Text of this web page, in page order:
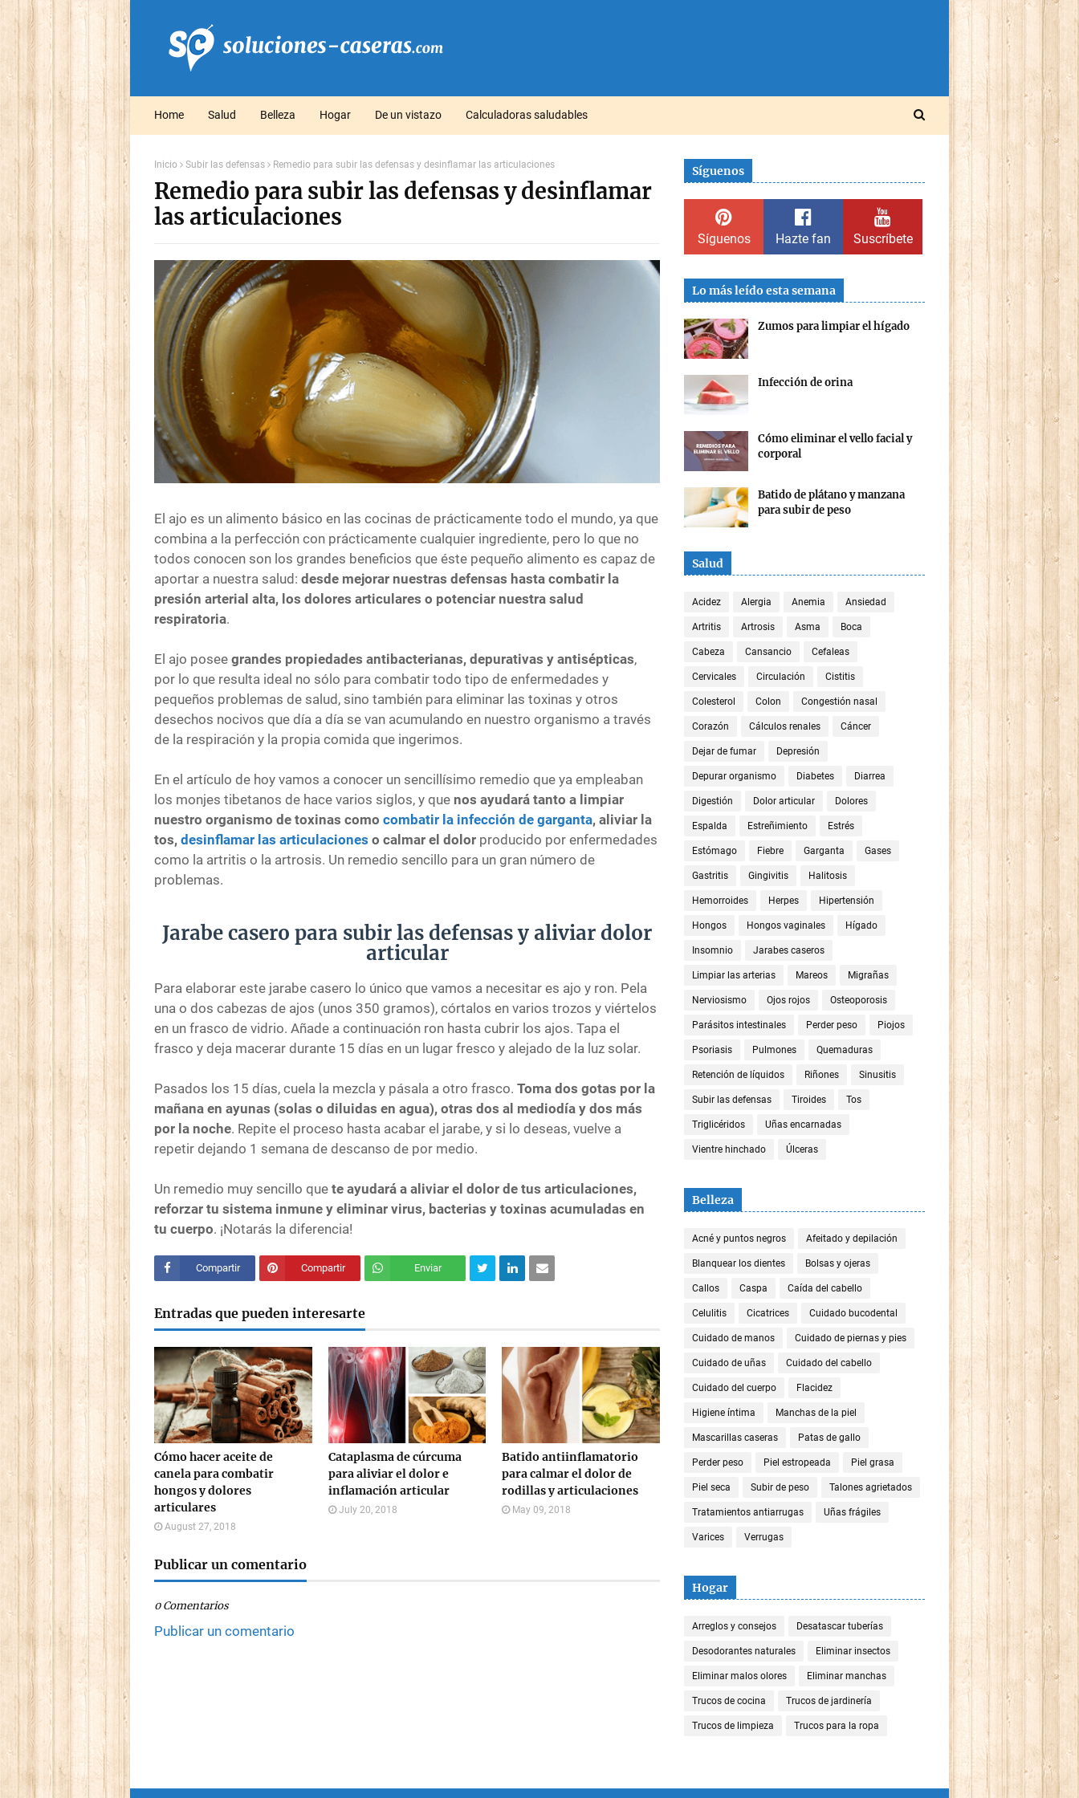
Home Salud Belleza Hogar De un vistazo Calculadoras saludables
Inicio Subir las defensas Remedio para subir las defensas y desinflamar las articulaciones
Remedio para subir las defensas y desinflamar
las articulaciones
El ajo es un alimento básico en las cocinas de prácticamente todo el mundo, ya que
combina a la perfección con prácticamente cualquier ingrediente, pero lo que no
todos conocen son los grandes beneficios que éste pequeño alimento es capaz de
aportar a nuestra salud: desde mejorar nuestras defensas hasta combatir la
presión arterial alta, los dolores articulares o potenciar nuestra salud
respiratoria.
El ajo posee grandes propiedades antibacterianas, depurativas y antisépticas,
por lo que resulta ideal no sólo para combatir todo tipo de enfermedades y
pequeños problemas de salud, sino también para eliminar las toxinas y otros
desechos nocivos que día a día se van acumulando en nuestro organismo a través
de la respiración y la propia comida que ingerimos.
En el artículo de hoy vamos a conocer un sencillísimo remedio que ya empleaban
los monjes tibetanos de hace varios siglos, y que nos ayudará tanto a limpiar
nuestro organismo de toxinas como combatir la infección de garganta, aliviar la
tos, desinflamar las articulaciones o calmar el dolor producido por enfermedades
como la artritis o la artrosis. Un remedio sencillo para un gran número de
problemas.
Jarabe casero para subir las defensas y aliviar dolor
articular
Para elaborar este jarabe casero lo único que vamos a necesitar es ajo y ron. Pela
una o dos cabezas de ajos (unos 350 gramos), córtalos en varios trozos y viértelos
en un frasco de vidrio. Añade a continuación ron hasta cubrir los ajos. Tapa el
frasco y deja macerar durante 15 días en un lugar fresco y alejado de la luz solar.
Pasados los 15 días, cuela la mezcla y pásala a otro frasco. Toma dos gotas por la
mañana en ayunas (solas o diluidas en agua), otras dos al mediodía y dos más
por la noche. Repite el proceso hasta acabar el jarabe, y si lo deseas, vuelve a
repetir dejando 1 semana de descanso de por medio.
Un remedio muy sencillo que te ayudará a aliviar el dolor de tus articulaciones,
reforzar tu sistema inmune y eliminar virus, bacterias y toxinas acumuladas en
tu cuerpo. ¡Notarás la diferencia!
Compartir Compartir Enviar
Entradas que pueden interesarte
Cómo hacer aceite de
canela para combatir
hongos y dolores
articulares
August 27, 2018
Cataplasma de cúrcuma
para aliviar el dolor e
inflamación articular
July 20, 2018
Batido antiinflamatorio
para calmar el dolor de
rodillas y articulaciones
May 09, 2018
Publicar un comentario
0 Comentarios
Publicar un comentario
Síguenos
Síguenos Hazte fan Suscríbete
Lo más leído esta semana
Zumos para limpiar el hígado
Infección de orina
Cómo eliminar el vello facial y
corporal
Batido de plátano y manzana
para subir de peso
Salud
Acidez Alergia Anemia Ansiedad
Artritis Artrosis Asma Boca
Cabeza Cansancio Cefaleas
Cervicales Circulación Cistitis
Colesterol Colon Congestión nasal
Corazón Cálculos renales Cáncer
Dejar de fumar Depresión
Depurar organismo Diabetes Diarrea
Digestión Dolor articular Dolores
Espalda Estreñimiento Estrés
Estómago Fiebre Garganta Gases
Gastritis Gingivitis Halitosis
Hemorroides Herpes Hipertensión
Hongos Hongos vaginales Hígado
Insomnio Jarabes caseros
Limpiar las arterias Mareos Migrañas
Nerviosismo Ojos rojos Osteoporosis
Parásitos intestinales Perder peso Piojos
Psoriasis Pulmones Quemaduras
Retención de líquidos Riñones Sinusitis
Subir las defensas Tiroides Tos
Triglicéridos Uñas encarnadas
Vientre hinchado Úlceras
Belleza
Acné y puntos negros Afeitado y depilación
Blanquear los dientes Bolsas y ojeras
Callos Caspa Caída del cabello
Celulitis Cicatrices Cuidado bucodental
Cuidado de manos Cuidado de piernas y pies
Cuidado de uñas Cuidado del cabello
Cuidado del cuerpo Flacidez
Higiene íntima Manchas de la piel
Mascarillas caseras Patas de gallo
Perder peso Piel estropeada Piel grasa
Piel seca Subir de peso Talones agrietados
Tratamientos antiarrugas Uñas frágiles
Varices Verrugas
Hogar
Arreglos y consejos Desatascar tuberías
Desodorantes naturales Eliminar insectos
Eliminar malos olores Eliminar manchas
Trucos de cocina Trucos de jardinería
Trucos de limpieza Trucos para la ropa